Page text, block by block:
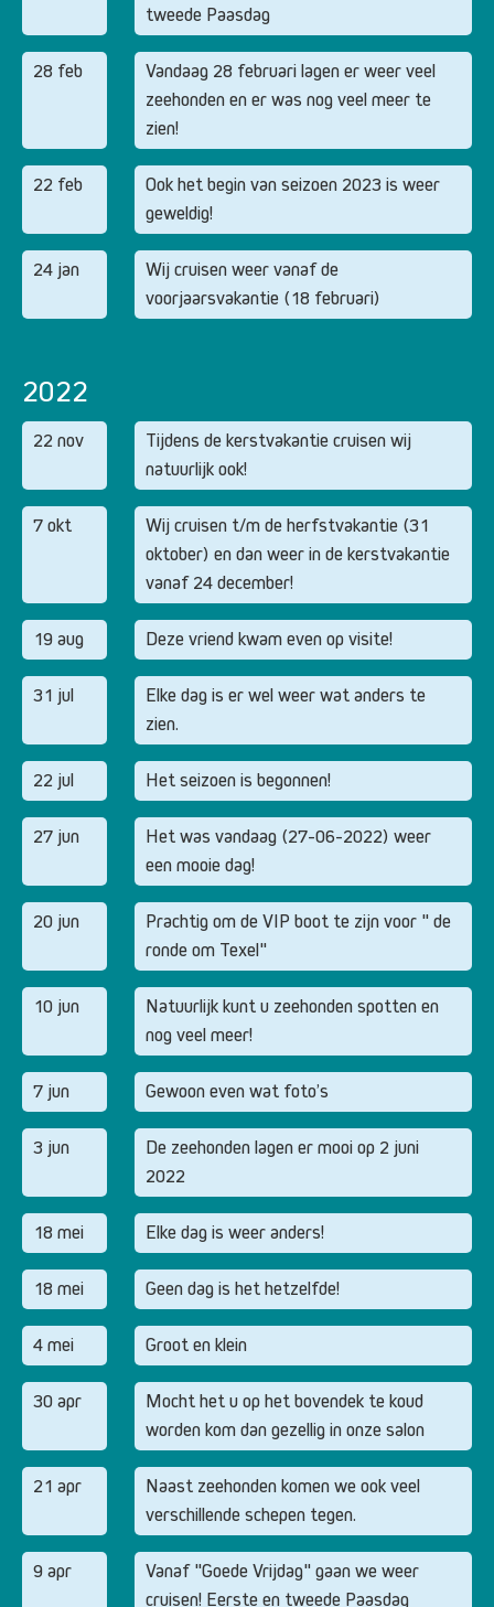
tweede Paasdag
28 feb
Vandaag 28 februari lagen er weer veel
zeehonden en er was nog veel meer te
zien!
22 feb
Ook het begin van seizoen 2023 is weer
geweldig!
24 jan
Wij cruisen weer vanaf de
voorjaarsvakantie (18 februari)
2022
22 nov
Tijdens de kerstvakantie cruisen wij
natuurlijk ook!
7 okt
Wij cruisen t/m de herfstvakantie (31
oktober) en dan weer in de kerstvakantie
vanaf 24 december!
19 aug Deze vriend kwam even op visite!
31 jul
Elke dag is er wel weer wat anders te
zien.
22 jul Het seizoen is begonnen!
27 jun
Het was vandaag (27-06-2022) weer
een mooie dag!
20 jun
Prachtig om de VIP boot te zijn voor " de
ronde om Texel"
10 jun
Natuurlijk kunt u zeehonden spotten en
nog veel meer!
7 jun Gewoon even wat foto’s
3 jun
De zeehonden lagen er mooi op 2 juni
2022
18 mei Elke dag is weer anders!
18 mei Geen dag is het hetzelfde!
4 mei Groot en klein
30 apr
Mocht het u op het bovendek te koud
worden kom dan gezellig in onze salon
21 apr
Naast zeehonden komen we ook veel
verschillende schepen tegen.
9 apr
Vanaf "Goede Vrijdag" gaan we weer
cruisen! Eerste en tweede Paasdag